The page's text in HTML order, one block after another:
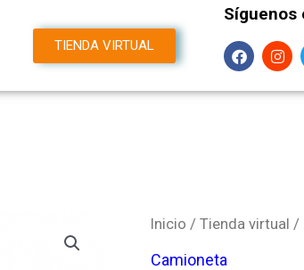
TIENDA VIRTUAL
Síguenos
F
a
c
e
I
n
s
t
Inicio / Tienda virtual /
Camioneta